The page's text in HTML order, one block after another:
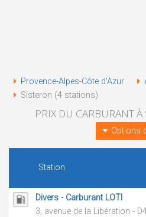
Provence-Alpes-Côte d'Azur
Sisteron (4 stations)
PRIX DU CARBURANT
Options
Station
Divers - Carburant LOTI
3, avenue de la Libération -